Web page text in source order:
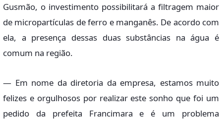
Gusmão, o investimento possibilitará a filtragem maior
de micropartículas de ferro e manganês. De acordo com
ela, a presença dessas duas substâncias na água é
comum na região.
— Em nome da diretoria da empresa, estamos muito
felizes e orgulhosos por realizar este sonho que foi um
pedido da prefeita Francimara e é um problema